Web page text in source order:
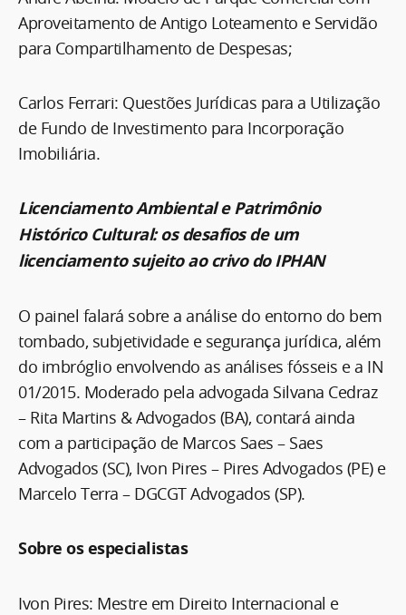
Aproveitamento de Antigo Loteamento e Servidão
para Compartilhamento de Despesas;
Carlos Ferrari: Questões Jurídicas para a Utilização
de Fundo de Investimento para Incorporação
Imobiliária.
Licenciamento Ambiental e Patrimônio
Histórico Cultural: os desafios de um
licenciamento sujeito ao crivo do IPHAN
O painel falará sobre a análise do entorno do bem
tombado, subjetividade e segurança jurídica, além
do imbróglio envolvendo as análises fósseis e a IN
01/2015. Moderado pela advogada Silvana Cedraz
– Rita Martins & Advogados (BA), contará ainda
com a participação de Marcos Saes – Saes
Advogados (SC), Ivon Pires – Pires Advogados (PE) e
Marcelo Terra – DGCGT Advogados (SP).
Sobre os especialistas
Ivon Pires: Mestre em Direito Internacional e